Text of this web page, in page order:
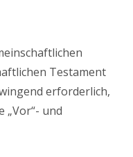
Testament
erforderlich,
„Vor“- und